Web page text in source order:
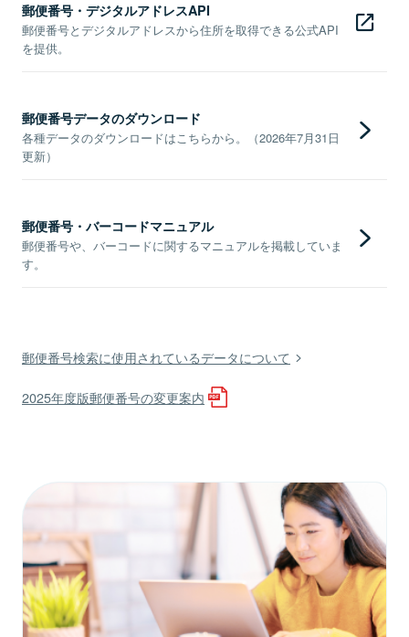
郵便番号・デジタルアドレスAPI
郵便番号とデジタルアドレスから住所を取得できる公式API
を提供。
郵便番号データのダウンロード
各種データのダウンロードはこちらから。（2026年7月31日
更新）
郵便番号・バーコードマニュアル
郵便番号や、バーコードに関するマニュアルを掲載していま
す。
郵便番号検索に使用されているデータについて
2025年度版郵便番号の変更案内